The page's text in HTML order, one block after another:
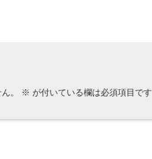
。 ※ が付いている欄は必須項目です